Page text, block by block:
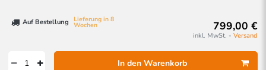
Auf Bestellung Lieferung in 8
Wochen 799,00 €
inkl. MwSt. - Versand
In den Warenkorb